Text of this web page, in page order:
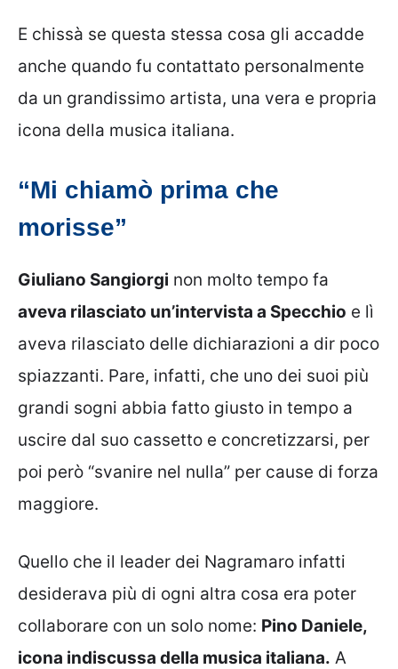
E chissà se questa stessa cosa gli accadde
anche quando fu contattato personalmente
da un grandissimo artista, una vera e propria
icona della musica italiana.
“Mi chiamò prima che
morisse”
Giuliano Sangiorgi non molto tempo fa
aveva rilasciato un’intervista a Specchio e lì
aveva rilasciato delle dichiarazioni a dir poco
spiazzanti. Pare, infatti, che uno dei suoi più
grandi sogni abbia fatto giusto in tempo a
uscire dal suo cassetto e concretizzarsi, per
poi però “svanire nel nulla” per cause di forza
maggiore.
Quello che il leader dei Nagramaro infatti
desiderava più di ogni altra cosa era poter
collaborare con un solo nome: Pino Daniele,
icona indiscussa della musica italiana. A